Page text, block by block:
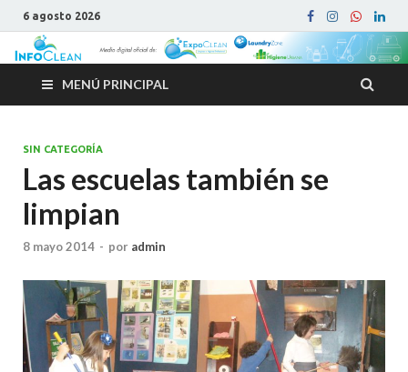
6 agosto 2026
MENÚ PRINCIPAL
SIN CATEGORÍA
Las escuelas también se
limpian
8 mayo 2014 - por admin